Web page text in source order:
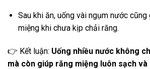
Sau khi ăn, uống vài ngụm nước
miệng khi chưa kịp chải răng.
👉 Kết luận: Uống nhiều nước không
mà còn giúp răng miệng luôn sạch và